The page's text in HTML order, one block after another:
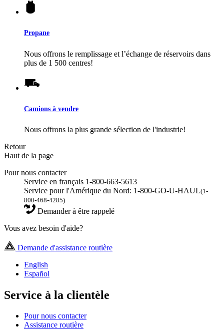
Propane
Nous offrons le remplissage et l’échange de réservoirs dans
plus de 1 500 centres!
Camions à vendre
Nous offrons la plus grande sélection de l'industrie!
Retour
Haut de la page
Pour nous contacter
Service en français 1-800-663-5613
Service pour l'Amérique du Nord: 1-800-GO-U-HAUL(1-
800-468-4285)
Demander à être rappelé
Vous avez besoin d'aide?
Demande d'assistance routière
English
Español
Service à la clientèle
Pour nous contacter
Assistance routière